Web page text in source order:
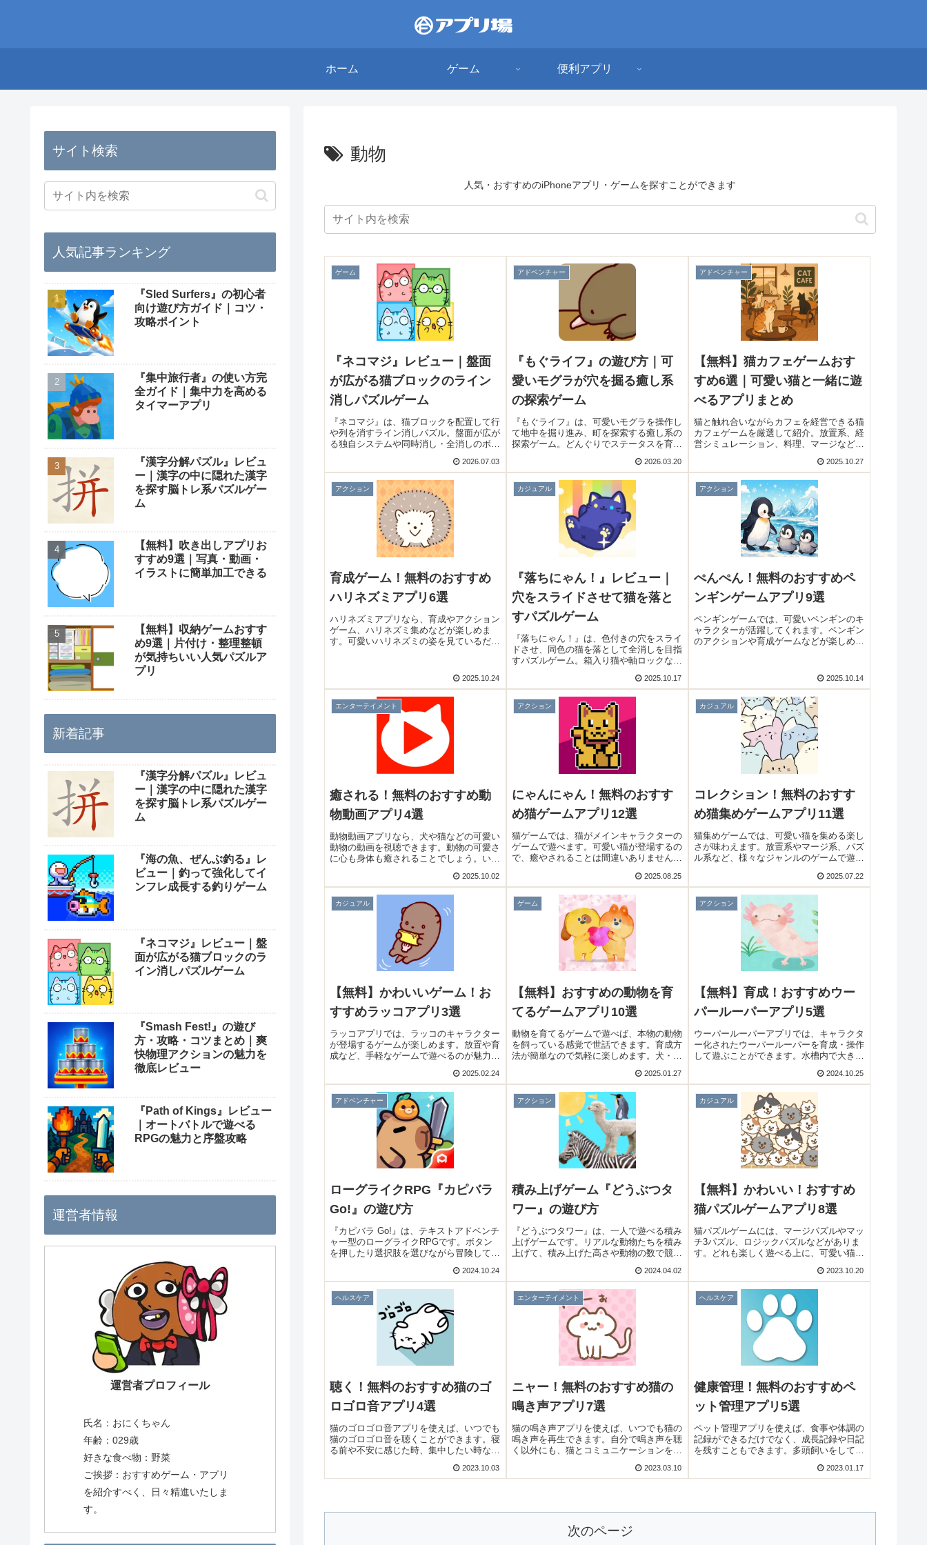
ホーム ゲーム 便利アプリ
動物
人気・おすすめのiPhoneアプリ・ゲームを探すことができます
ゲーム
『ネコマジ』レビュー｜盤面
が広がる猫ブロックのライン
消しパズルゲーム
『ネコマジ』は、猫ブロックを配置して行
や列を消すライン消しパズル。盤面が広が
る独自システムや同時消し・全消しのボー
しゲームやスキン解放も楽しめる新感覚パ
2026.07.03
アドベンチャー
『もぐライフ』の遊び方｜可
愛いモグラが穴を掘る癒し系
の探索ゲーム
『もぐライフ』は、可愛いモグラを操作し
て地中を掘り進み、町を探索する癒し系の
探索ゲーム。どんぐりでステータスを育成
2026.03.20
アドベンチャー
【無料】猫カフェゲームおす
すめ6選｜可愛い猫と一緒に遊
べるアプリまとめ
猫と触れ合いながらカフェを経営できる猫
カフェゲームを厳選して紹介。放置系、経
営シミュレーション、料理、マージなど、
2025.10.27
アクション
育成ゲーム！無料のおすすめ
ハリネズミアプリ6選
ハリネズミアプリなら、育成やアクション
ゲーム、ハリネズミ集めなどが楽しめま
す。可愛いハリネズミの姿を見ているだけ
今回は無料のおすすめハリネズミアプリを
2025.10.24
カジュアル
『落ちにゃん！』レビュー｜
穴をスライドさせて猫を落と
すパズルゲーム
『落ちにゃん！』は、色付きの穴をスライ
ドさせ、同色の猫を落として全消しを目指
すパズルゲーム。箱入り猫や軸ロックなど
を育てるエリア要素もあり、テンポ良く楽
2025.10.17
アクション
ぺんぺん！無料のおすすめペ
ンギンゲームアプリ9選
ペンギンゲームでは、可愛いペンギンのキ
ャラクターが活躍してくれます。ペンギン
のアクションや育成ゲームなどが楽しめま
めペンギンゲームアプリをご紹介いたしま
2025.10.14
エンターテイメント
癒される！無料のおすすめ動
物動画アプリ4選
動物動画アプリなら、犬や猫などの可愛い
動物の動画を視聴できます。動物の可愛さ
に心も身体も癒されることでしょう。いつ
今回は無料のおすすめ動物動画アプリをご
紹介いたします。
2025.10.02
アクション
にゃんにゃん！無料のおすす
め猫ゲームアプリ12選
猫ゲームでは、猫がメインキャラクターの
ゲームで遊べます。可愛い猫が登場するの
で、癒やされることは間違いありません。
沢山ありますよ！そこで今回は無料のおす
すめ猫ゲームアプリをご紹介いたします。
2025.08.25
カジュアル
コレクション！無料のおすす
め猫集めゲームアプリ11選
猫集めゲームでは、可愛い猫を集める楽し
さが味わえます。放置系やマージ系、パズ
ル系など、様々なジャンルのゲームで遊べ
で、全ての猫を集めることを目指してみま
しょう！そこで今回は無料のおすすめ猫集
めゲームアプリをご紹介いたします。
2025.07.22
カジュアル
【無料】かわいいゲーム！お
すすめラッコアプリ3選
ラッコアプリでは、ラッコのキャラクター
が登場するゲームが楽しめます。放置や育
成など、手軽なゲームで遊べるのが魅力的
こで今回は無料のおすすめラッコアプリを
ご紹介いたします。
2025.02.24
ゲーム
【無料】おすすめの動物を育
てるゲームアプリ10選
動物を育てるゲームで遊べば、本物の動物
を飼っている感覚で世話できます。育成方
法が簡単なので気軽に楽しめます。犬・
すよ！そこで今回は無料のおすすめ動物を
育てるゲームアプリをご紹介いたします。
2025.01.27
アクション
【無料】育成！おすすめウー
パールーパーアプリ5選
ウーパールーパーアプリでは、キャラクタ
ー化されたウーパールーパーを育成・操作
して遊ぶことができます。水槽内で大きく
すよ！そこで今回は無料のおすすめウーパ
ールーパーアプリをご紹介いたします。
2024.10.25
アドベンチャー
ローグライクRPG『カピバラ
Go!』の遊び方
『カピバラ Go!』は、テキストアドベンチ
ャー型のローグライクRPGです。ボタン
を押したり選択肢を選びながら冒険して、
く左右するゲームなので、遊ぶたびに違っ
た戦い方が楽しめますよ！
2024.10.24
アクション
積み上げゲーム『どうぶつタ
ワー』の遊び方
『どうぶつタワー』は、一人で遊べる積み
上げゲームです。リアルな動物たちを積み
上げて、積み上げた高さや動物の数で競い
2024.04.02
カジュアル
【無料】かわいい！おすすめ
猫パズルゲームアプリ8選
猫パズルゲームには、マージパズルやマッ
チ3パズル、ロジックパズルなどがありま
す。どれも楽しく遊べる上に、可愛い猫た
パズルで遊べますよ！そこで今回は無料の
おすすめ猫パズルゲームアプリをご紹介い
たします。
2023.10.20
ヘルスケア
聴く！無料のおすすめ猫のゴ
ロゴロ音アプリ4選
猫のゴロゴロ音アプリを使えば、いつでも
猫のゴロゴロ音を聴くことができます。寝
る前や不安に感じた時、集中したい時など
もゴロゴロ音が聴けますよ！そこで今回は
2023.10.03
エンターテイメント
ニャー！無料のおすすめ猫の
鳴き声アプリ7選
猫の鳴き声アプリを使えば、いつでも猫の
鳴き声を再生できます。自分で鳴き声を聴
く以外にも、猫とコミュニケーションを取
おすすめ猫の鳴き声アプリをご紹介いたし
2023.03.10
ヘルスケア
健康管理！無料のおすすめペ
ット管理アプリ5選
ペット管理アプリを使えば、食事や体調の
記録ができるだけでなく、成長記録や日記
を残すこともできます。多頭飼いをしてい
料のおすすめペット管理アプリをご紹介い
2023.01.17
次のページ
サイト検索
人気記事ランキング
『Sled Surfers』の初心者
向け遊び方ガイド｜コツ・
攻略ポイント
『集中旅行者』の使い方完
全ガイド｜集中力を高める
タイマーアプリ
『漢字分解パズル』レビュ
ー｜漢字の中に隠れた漢字
を探す脳トレ系パズルゲー
ム
【無料】吹き出しアプリお
すすめ9選｜写真・動画・
イラストに簡単加工できる
【無料】収納ゲームおすす
め9選｜片付け・整理整頓
が気持ちいい人気パズルア
プリ
新着記事
『漢字分解パズル』レビュ
ー｜漢字の中に隠れた漢字
を探す脳トレ系パズルゲー
ム
『海の魚、ぜんぶ釣る』レ
ビュー｜釣って強化してイ
ンフレ成長する釣りゲーム
『ネコマジ』レビュー｜盤
面が広がる猫ブロックのラ
イン消しパズルゲーム
『Smash Fest!』の遊び
方・攻略・コツまとめ｜爽
快物理アクションの魅力を
徹底レビュー
『Path of Kings』レビュー
｜オートバトルで遊べる
RPGの魅力と序盤攻略
運営者情報
運営者プロフィール
氏名：おにくちゃん
年齢：029歳
好きな食べ物：野菜
ご挨拶：おすすめゲーム・アプリ
を紹介すべく、日々精進いたしま
す。